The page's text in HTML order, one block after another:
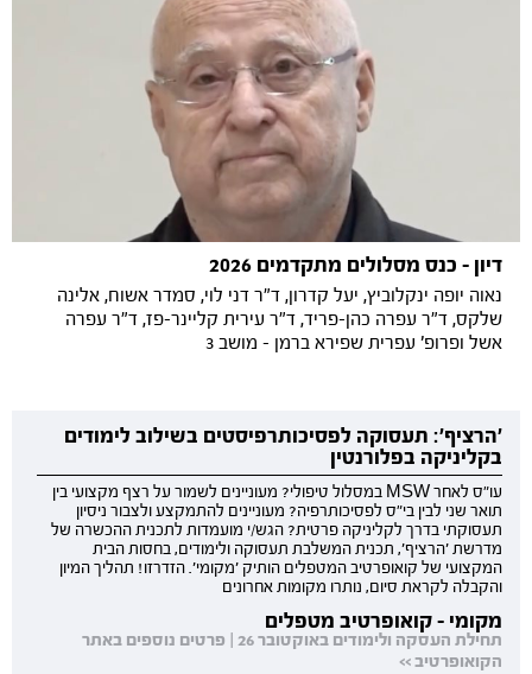
דיון - כנס מסלולים מתקדמים 2026
נאוה יופה ינקלוביץ, יעל קדרון, ד"ר דני לוי, סמדר אשוח, אלינה
שלקס, ד"ר עפרה כהן-פריד, ד"ר עירית קליינר-פז, ד"ר עפרה
אשל ופרופ' עפרית שפירא ברמן - מושב 3
'הרציף': תעסוקה לפסיכותרפיסטים בשילוב לימודים
בקליניקה בפלורנטין
עו"ס לאחר MSW במסלול טיפולי? מעוניינים לשמור על רצף מקצועי בין
תואר שני לבין בי"ס לפסיכותרפיה? מעוניינים להתמקצע ולצבור ניסיון
תעסוקתי בדרך לקליניקה פרטית? הגש/י מועמדות לתכנית ההכשרה של
מדרשת 'הרציף', תכנית המשלבת תעסוקה ולימודים, בחסות הבית
המקצועי של קואופרטיב המטפלים הותיק 'מקומי'. הזדרזו! תהליך המיון
והקבלה לקראת סיום, נותרו מקומות אחרונים
מקומי - קואופרטיב מטפלים
תחילת העסקה ולימודים באוקטובר 26 | פרטים נוספים באתר
הקואופרטיב >>